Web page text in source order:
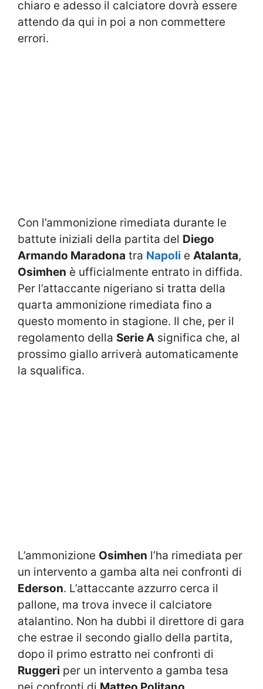
chiaro e adesso il calciatore dovrà essere
attendo da qui in poi a non commettere
errori.
Con l’ammonizione rimediata durante le
battute iniziali della partita del Diego
Armando Maradona tra Napoli e Atalanta,
Osimhen è ufficialmente entrato in diffida.
Per l’attaccante nigeriano si tratta della
quarta ammonizione rimediata fino a
questo momento in stagione. Il che, per il
regolamento della Serie A significa che, al
prossimo giallo arriverà automaticamente
la squalifica.
L’ammonizione Osimhen l’ha rimediata per
un intervento a gamba alta nei confronti di
Ederson. L’attaccante azzurro cerca il
pallone, ma trova invece il calciatore
atalantino. Non ha dubbi il direttore di gara
che estrae il secondo giallo della partita,
dopo il primo estratto nei confronti di
Ruggeri per un intervento a gamba tesa